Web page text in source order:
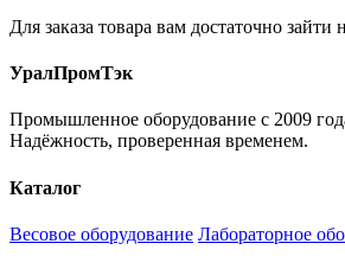
Для заказа товара вам достаточно
УралПромТэк
Промышленное оборудование с 2009
Надёжность, проверенная временем.
Каталог
Весовое оборудование Лабораторное